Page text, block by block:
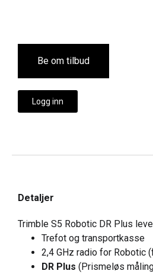
Be om tilbud
Logg inn
Detaljer
Trimble S5 Robotic DR Plus
Trefot og transportkasse
2,4 GHz radio for Robotic
DR Plus (Prismeløs